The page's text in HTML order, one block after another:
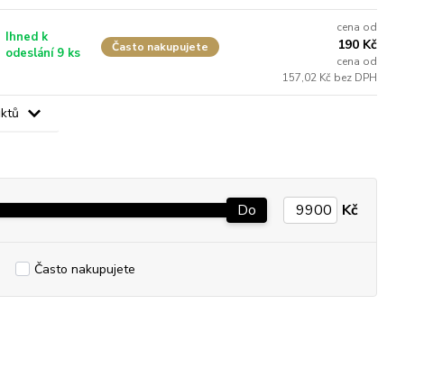
Ihned k
odeslání 9 ks
Často nakupujete
cena od
190 Kč
cena od
157,02 Kč bez DPH
Do Kč
Často nakupujete